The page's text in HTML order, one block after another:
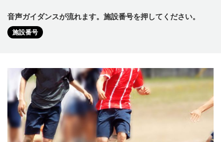
音声ガイダンスが流れます。施設番号を押してください。
施設番号